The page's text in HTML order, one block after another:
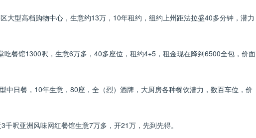
大型高档购物中心，生意约13万，​10年租约，纽约上州距法拉盛40多分钟，​潜力
吃餐馆1300呎，生意6万多，40多座位，租约4+5，租金现在降到6500全包，价面
中日餐，10年生意，80座，全（烈）酒牌，大厨房各种餐饮潜力，数百车位，价
呎亚洲风味网红餐馆生意7万多，开21万，先到先得。